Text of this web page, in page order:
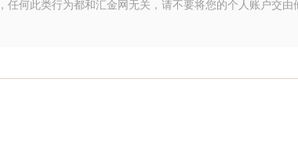
任何此类行为都和汇金网无关，请不要将您的个人账户交